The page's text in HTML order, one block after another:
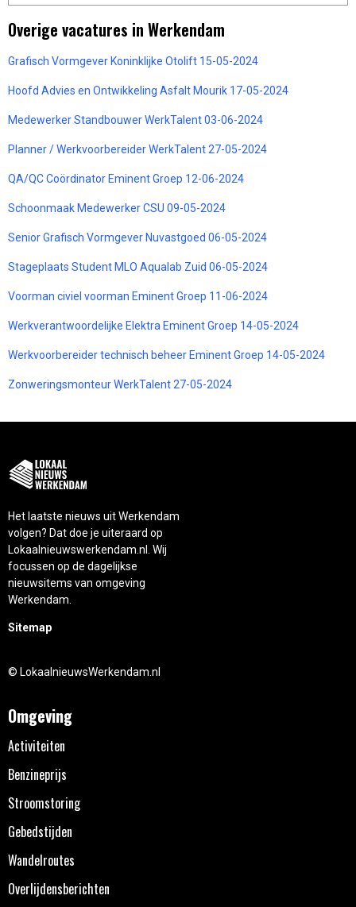
Overige vacatures in Werkendam
Grafisch Vormgever Koninklijke Otolift 15-05-2024
Hoofd Advies en Ontwikkeling Asfalt Mourik 17-05-2024
Medewerker Standbouwer WerkTalent 03-06-2024
Planner / Werkvoorbereider WerkTalent 27-05-2024
QA/QC Coördinator Eminent Groep 12-06-2024
Schoonmaak Medewerker CSU 09-05-2024
Senior Grafisch Vormgever Nuvastgoed 06-05-2024
Stageplaats Student MLO Aqualab Zuid 06-05-2024
Voorman civiel voorman Eminent Groep 11-06-2024
Werkverantwoordelijke Elektra Eminent Groep 14-05-2024
Werkvoorbereider technisch beheer Eminent Groep 14-05-2024
Zonweringsmonteur WerkTalent 27-05-2024
Het laatste nieuws uit Werkendam
volgen? Dat doe je uiteraard op
Lokaalnieuwswerkendam.nl. Wij
focussen op de dagelijkse
nieuwsitems van omgeving
Werkendam.
Sitemap
© LokaalnieuwsWerkendam.nl
Omgeving
Activiteiten
Benzineprijs
Stroomstoring
Gebedstijden
Wandelroutes
Overlijdensberichten